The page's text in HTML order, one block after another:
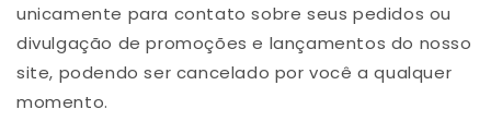
unicamente para contato sobre seus pedidos ou
divulgação de promoções e lançamentos do nosso
site, podendo ser cancelado por você a qualquer
momento.